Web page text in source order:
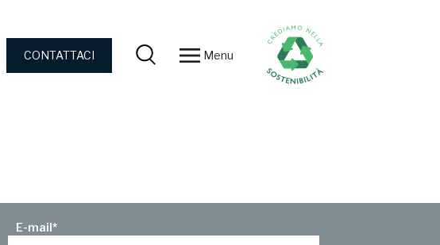
CONTATTACI Menu
E-mail*